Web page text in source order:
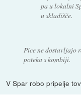
pa u lokalni
u skladišče.
Pice ne dostavljajo
poteka s kombiji.
V Spar robo pripelje